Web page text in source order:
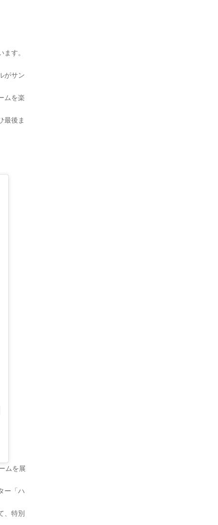
す。
がサン
ムを楽
最後ま
ムを展
ー「ハ
、特別